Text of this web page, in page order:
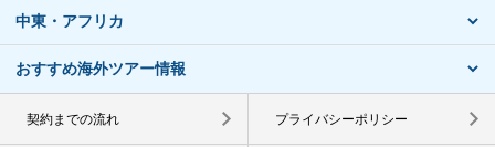
中東・アフリカ
おすすめ海外ツアー情報
契約までの流れ プライバシーポリシー